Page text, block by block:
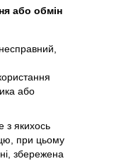
або обмін
або
з якихось
при цьому
збережена